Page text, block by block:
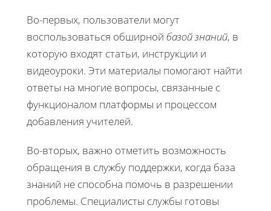
Во-первых, пользователи могут
воспользоваться обширной базой знаний, в
которую входят статьи, инструкции и
видеоуроки. Эти материалы помогают найти
ответы на многие вопросы, связанные с
функционалом платформы и процессом
добавления учителей.
Во-вторых, важно отметить возможность
обращения в службу поддержки, когда база
знаний не способна помочь в разрешении
проблемы. Специалисты службы готовы